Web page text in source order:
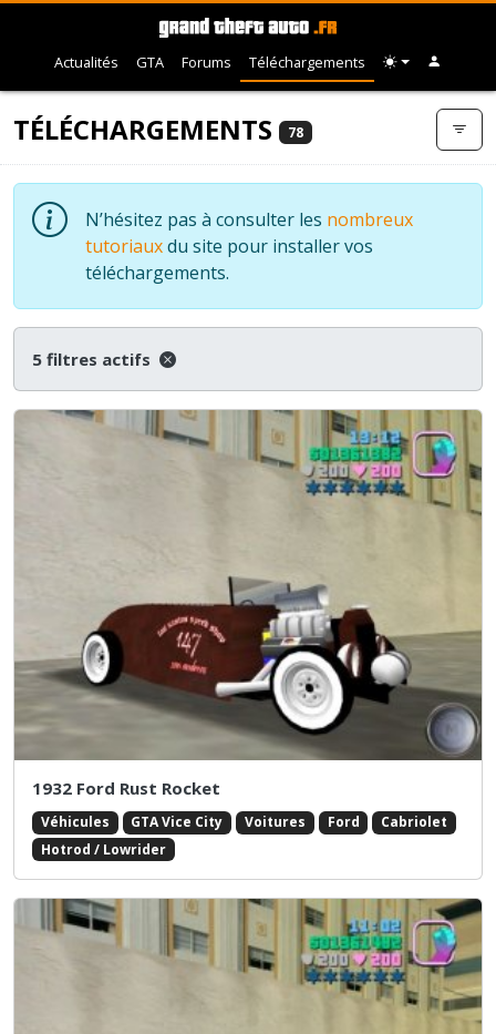
Actualités GTA Forums Téléchargements
TÉLÉCHARGEMENTS 78
N’hésitez pas à consulter les nombreux
tutoriauxdu site pour installer vos
téléchargements.
5 filtres actifs
1932 Ford Rust Rocket
Véhicules GTA Vice City Voitures Ford
Cabriolet
Hotrod / Lowrider